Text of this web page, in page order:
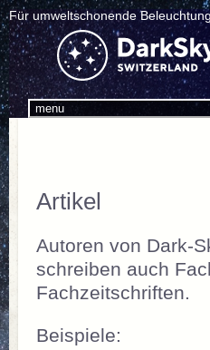
Für umweltschonende
menu
Artikel
Autoren von Dark-
schreiben auch
Fachzeitschriften.
Beispiele: